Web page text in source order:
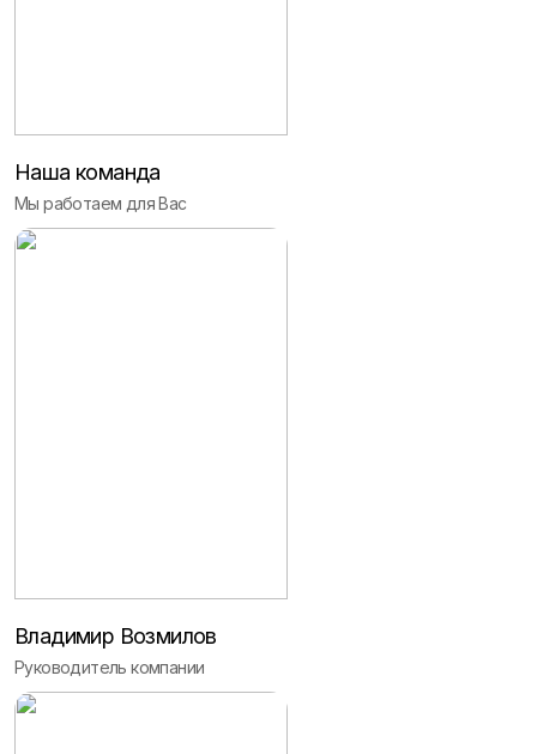
Наша команда
Мы работаем для Вас
Владимир Возмилов
Руководитель компании